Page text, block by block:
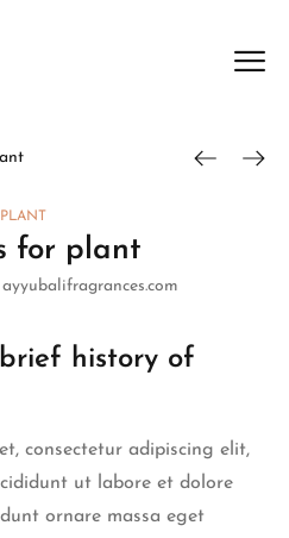
PLANT
for plant
ayyubalifragrances.com
history of
consectetur adipiscing elit,
ut labore et dolore
ornare massa eget